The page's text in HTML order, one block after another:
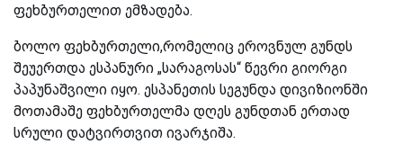
ფეხბურთელით ემზადება.
ბოლო ფეხბურთელი,რომელიც ეროვნულ გუნდს
შეუერთდა ესპანური „სარაგოსას“ წევრი გიორგი
პაპუნაშვილი იყო. ესპანეთის სეგუნდა დივიზიონში
მოთამაშე ფეხბურთელმა დღეს გუნდთან ერთად
სრული დატვირთვით ივარჯიშა.